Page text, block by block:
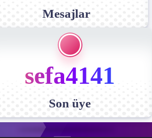
Mesajlar
sefa4141
Son üye